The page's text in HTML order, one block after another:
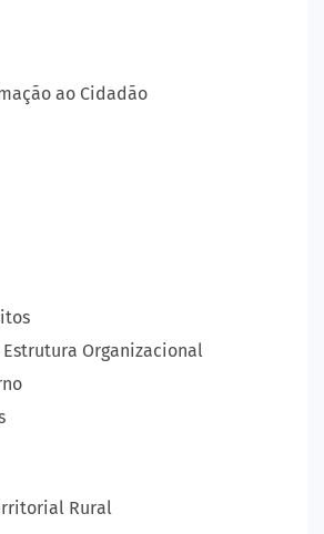
ao Cidadão
Organizacional
Rural